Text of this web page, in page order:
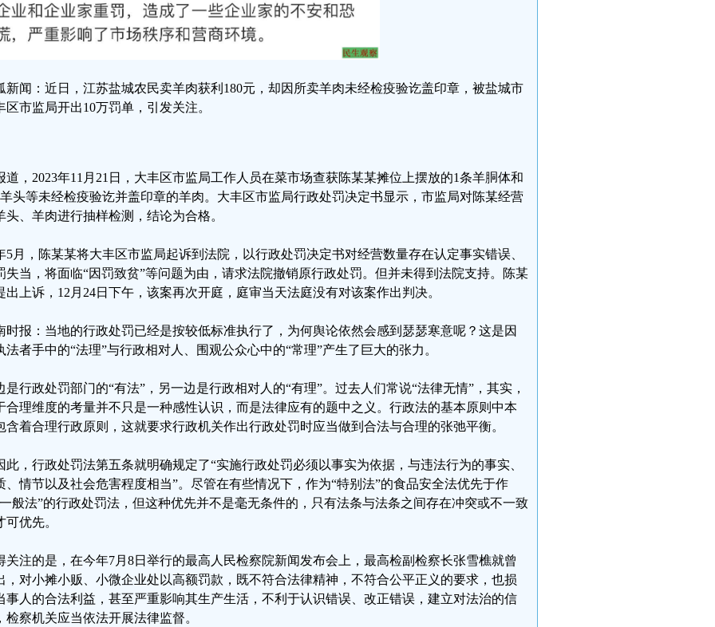
新闻：近日，江苏盐城农民卖羊肉获利180元，却因所卖羊肉未经检疫验讫盖印章，被盐城市
区市监局开出10万罚单，引发关注。
道，2023年11月21日，大丰区市监局工作人员在菜市场查获陈某某摊位上摆放的1条羊胴体和
头等未经检疫验讫并盖印章的羊肉。大丰区市监局行政处罚决定书显示，市监局对陈某经营
头、羊肉进行抽样检测，结论为合格。
5月，陈某某将大丰区市监局起诉到法院，以行政处罚决定书对经营数量存在认定事实错误、
失当，将面临“因罚致贫”等问题为由，请求法院撤销原行政处罚。但并未得到法院支持。陈某
出上诉，12月24日下午，该案再次开庭，庭审当天法庭没有对该案作出判决。
时报：当地的行政处罚已经是按较低标准执行了，为何舆论依然会感到瑟瑟寒意呢？这是因
法者手中的“法理”与行政相对人、围观公众心中的“常理”产生了巨大的张力。
是行政处罚部门的“有法”，另一边是行政相对人的“有理”。过去人们常说“法律无情”，其实，
合理维度的考量并不只是一种感性认识，而是法律应有的题中之义。行政法的基本原则中本
含着合理行政原则，这就要求行政机关作出行政处罚时应当做到合法与合理的张弛平衡。
此，行政处罚法第五条就明确规定了“实施行政处罚必须以事实为依据，与违法行为的事实、
、情节以及社会危害程度相当”。尽管在有些情况下，作为“特别法”的食品安全法优先于作
般法”的行政处罚法，但这种优先并不是毫无条件的，只有法条与法条之间存在冲突或不一致
可优先。
关注的是，在今年7月8日举行的最高人民检察院新闻发布会上，最高检副检察长张雪樵就曾
，对小摊小贩、小微企业处以高额罚款，既不符合法律精神，不符合公平正义的要求，也损
事人的合法利益，甚至严重影响其生产生活，不利于认识错误、改正错误，建立对法治的信
检察机关应当依法开展法律监督。